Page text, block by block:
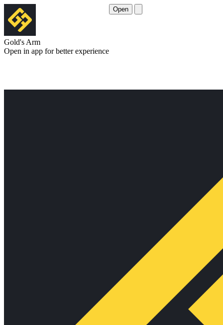
Gold's Arm
Open in app for better experience
Open